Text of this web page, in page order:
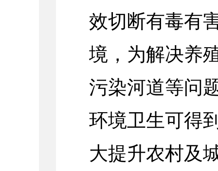
效切断有毒有
境，为解决养
污染河道等问
环境卫生可得
大提升农村及